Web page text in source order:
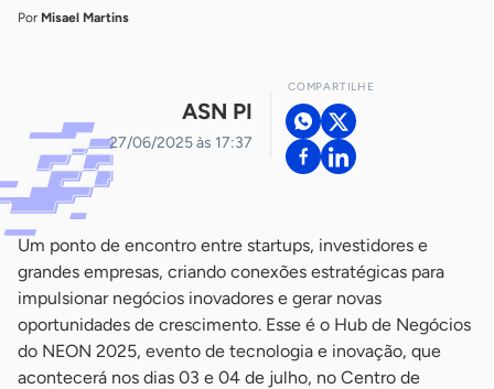
Por Misael Martins
ASN PI
27/06/2025 às 17:37
COMPARTILHE
Um ponto de encontro entre startups, investidores e
grandes empresas, criando conexões estratégicas para
impulsionar negócios inovadores e gerar novas
oportunidades de crescimento. Esse é o Hub de Negócios
do NEON 2025, evento de tecnologia e inovação, que
acontecerá nos dias 03 e 04 de julho, no Centro de